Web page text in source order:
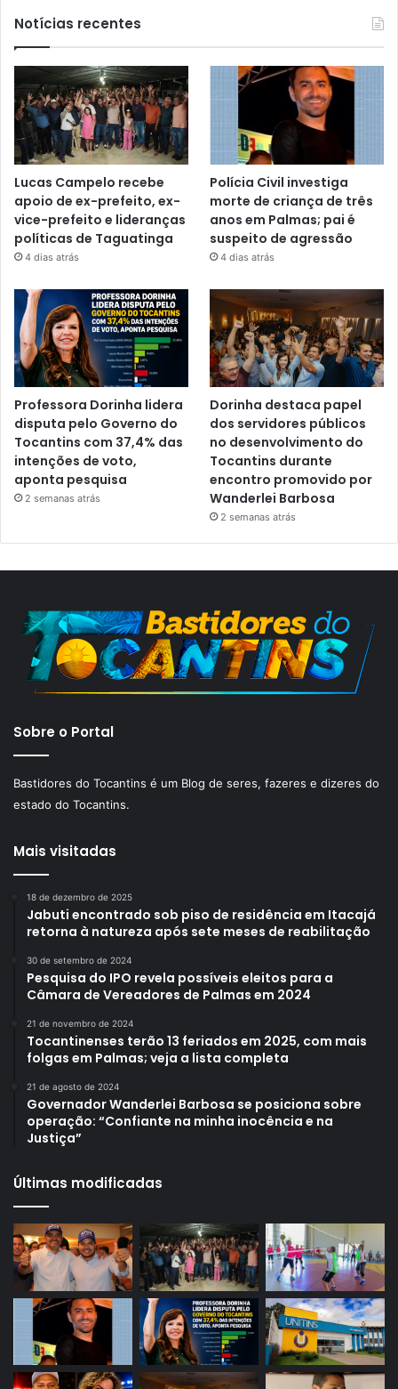
Notícias recentes
Lucas Campelo recebe
apoio de ex-prefeito, ex-
vice-prefeito e lideranças
políticas de Taguatinga
4 dias atrás
Polícia Civil investiga
morte de criança de três
anos em Palmas; pai é
suspeito de agressão
4 dias atrás
Professora Dorinha lidera
disputa pelo Governo do
Tocantins com 37,4% das
intenções de voto,
aponta pesquisa
2 semanas atrás
Dorinha destaca papel
dos servidores públicos
no desenvolvimento do
Tocantins durante
encontro promovido por
Wanderlei Barbosa
2 semanas atrás
Sobre o Portal
Bastidores do Tocantins é um Blog de seres, fazeres e dizeres do
estado do Tocantins.
Mais visitadas
18 de dezembro de 2025
Jabuti encontrado sob piso de residência em Itacajá
retorna à natureza após sete meses de reabilitação
30 de setembro de 2024
Pesquisa do IPO revela possíveis eleitos para a
Câmara de Vereadores de Palmas em 2024
21 de novembro de 2024
Tocantinenses terão 13 feriados em 2025, com mais
folgas em Palmas; veja a lista completa
21 de agosto de 2024
Governador Wanderlei Barbosa se posiciona sobre
operação: “Confiante na minha inocência e na
Justiça”
Últimas modificadas